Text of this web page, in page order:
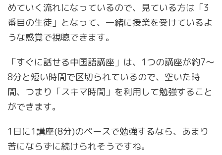
めていく流れになっているので、見ている方は「3
番目の生徒」となって、一緒に授業を受けているよ
うな感覚で視聴できます。
「すぐに話せる中国語講座」は、1つの講座が約7〜
8分と短い時間で区切られているので、空いた時
間、つまり「スキマ時間」を利用して勉強すること
ができます。
1日に1講座(8分)のペースで勉強するなら、あまり
苦にならずに続けられそうですね。